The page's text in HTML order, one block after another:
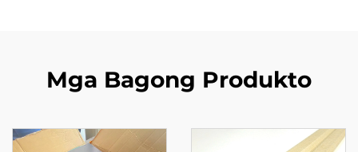
Mga Bagong Produkto